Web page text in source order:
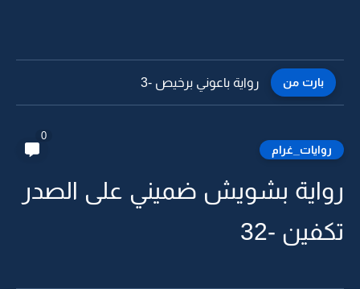
بارت من رواية باعوني برخيص -2
روايات_غرام
0
رواية بشويش ضميني على الصدر
تكفين -32